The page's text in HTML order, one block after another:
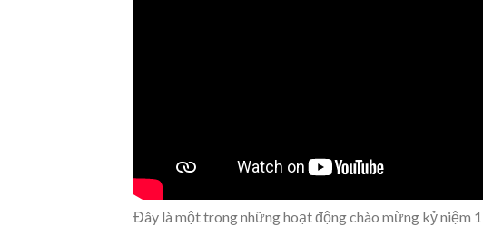
Đây là một trong những hoạt động chào mừng kỷ niệm